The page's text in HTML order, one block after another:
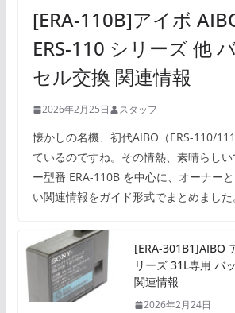
[ERA-110B]アイボ
ERS-110 シリーズ 他
セル交換 関連情報
2026年2月25日 スタッフ
懐かしの名機、初代AIBO（ERS-110/
ているのですね。その情熱、素晴らし
ー型番 ERA-110B を中心に、オーナー
い関連情報をガイド形式でまとめまし
[ERA-301B1]AIBO
リーズ 31L専用 バ
関連情報
2026年2月24日